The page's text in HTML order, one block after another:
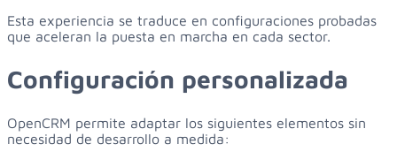
Esta experiencia se traduce en configuraciones probadas
que aceleran la puesta en marcha en cada sector.
Configuración personalizada
OpenCRM permite adaptar los siguientes elementos sin
necesidad de desarrollo a medida: